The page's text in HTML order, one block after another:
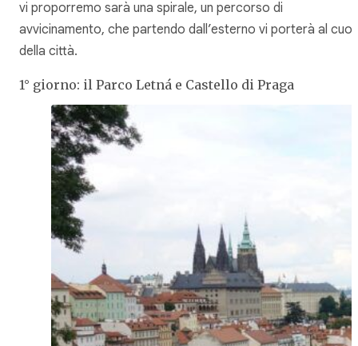
vi proporremo sarà una spirale, un percorso di
avvicinamento, che partendo dall’esterno vi porterà al
della città.
1° giorno: il Parco Letná e Castello di Praga